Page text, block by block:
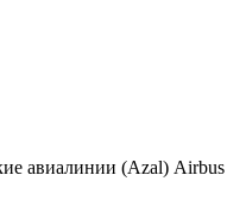
авиалинии (Azal) Airbus